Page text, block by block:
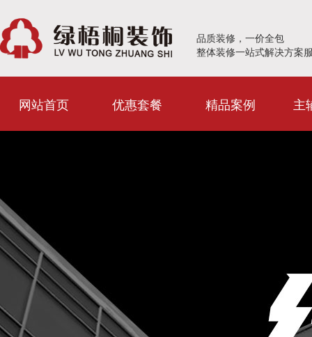
品质装修，一价全包
整体装修一站式解决方案
网站首页 优惠套餐 精品案例 主